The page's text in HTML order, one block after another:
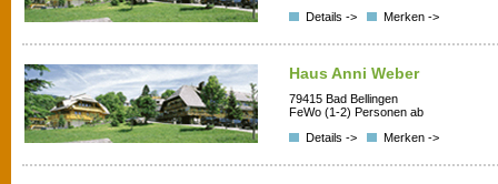
Details ->
Merken ->
Haus Anni Weber
79415 Bad Bellingen
FeWo (1-2) Personen ab
Details ->
Merken ->